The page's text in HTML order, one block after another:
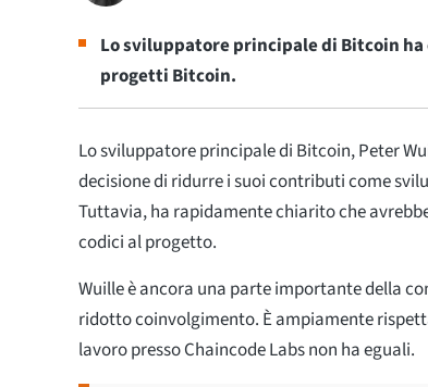
Lo sviluppatore principale di Bitcoin
progetti Bitcoin.
Lo sviluppatore principale di Bitcoin, Peter
decisione di ridurre i suoi contributi come
Tuttavia, ha rapidamente chiarito che
codici al progetto.
Wuille è ancora una parte importante della
ridotto coinvolgimento. È ampiamente
lavoro presso Chaincode Labs non ha eguali.